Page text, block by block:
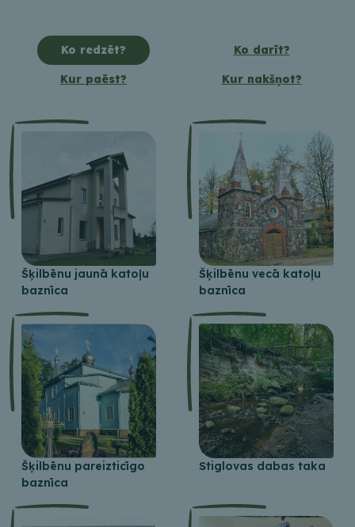
Ko redzēt? Ko darīt?
Kur paēst? Kur nakšņot?
Šķilbēnu jaunā katoļu
baznīca
Šķilbēnu vecā katoļu
baznīca
Šķilbēnu pareizticīgo
baznīca
Stiglovas dabas taka